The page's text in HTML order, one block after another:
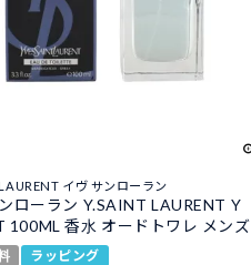
イヴ サンローラン
ローラン Y.SAINT LAURENT Y
100ML 香水 オードトワレ メンズ
ラッピング